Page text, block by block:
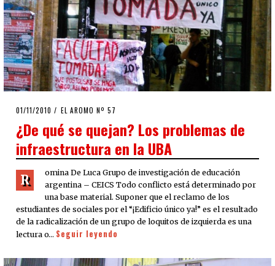
POSTED
01/11/2010 08/08/2020
EL AROMO Nº 57
¿De qué se quejan? Los problemas de
infraestructura en la UBA
R
omina De Luca Grupo de investigación de educación
argentina – CEICS Todo conflicto está determinado por
una base material. Suponer que el reclamo de los
estudiantes de sociales por el “¡Edificio único ya!” es el resultado
de la radicalización de un grupo de loquitos de izquierda es una
lectura o… Seguir leyendo